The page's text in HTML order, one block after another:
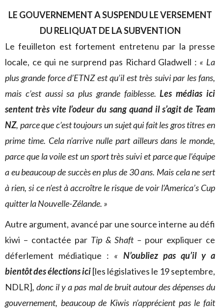
LE GOUVERNEMENT A SUSPENDU LE VERSEMENT
DU RELIQUAT DE LA SUBVENTION
Le feuilleton est fortement entretenu par la presse
locale, ce qui ne surprend pas Richard Gladwell : « La
plus grande force d’ETNZ est qu’il est très suivi par les fans,
mais c’est aussi sa plus grande faiblesse.Les médias ici
sentent très vite l’odeur du sang quand il s’agit de Team
NZ, parce que c’est toujours un sujet qui fait les gros titres en
prime time. Cela n’arrive nulle part ailleurs dans le monde,
parce que la voile est un sport très suivi et parce que l’équipe
a eu beaucoup de succès en plus de 30 ans. Mais cela ne sert
à rien, si ce n’est à accroître le risque de voir l’America’s Cup
quitter la Nouvelle-Zélande. »
Autre argument, avancé par une source interne au défi
kiwi – contactée par Tip & Shaft – pour expliquer ce
déferlement médiatique : « N’oubliez pas qu’il y a
bientôt des élections ici[les législatives le 19 septembre,
NDLR], donc il y a pas mal de bruit autour des dépenses du
gouvernement, beaucoup de Kiwis n’apprécient pas le fait